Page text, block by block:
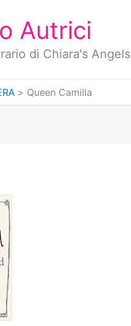
Autrici
di Chiara's
Queen Camilla